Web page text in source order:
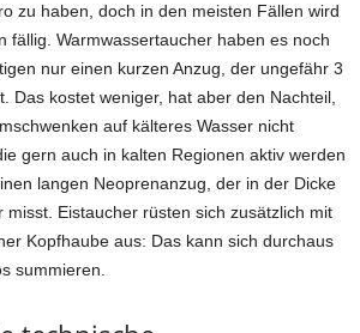
zu haben, doch in den meisten Fällen wird
fällig. Warmwassertaucher haben es noch
nur einen kurzen Anzug, der ungefähr 3
Das kostet weniger, hat aber den Nachteil,
auf kälteres Wasser nicht
gern auch in kalten Regionen aktiv werden
langen Neoprenanzug, der in der Dicke
misst. Eistaucher rüsten sich zusätzlich mit
Kopfhaube aus: Das kann sich durchaus
summieren.